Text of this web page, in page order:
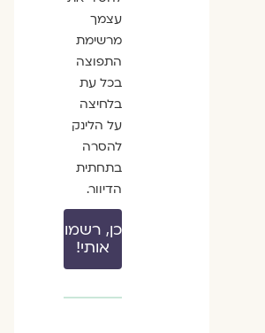
עצמך
מרשימת
התפוצה
בכל עת
בלחיצה
על הלינק
להסרה
בתחתית
הדיוור.
כן, רשמו
אותי!